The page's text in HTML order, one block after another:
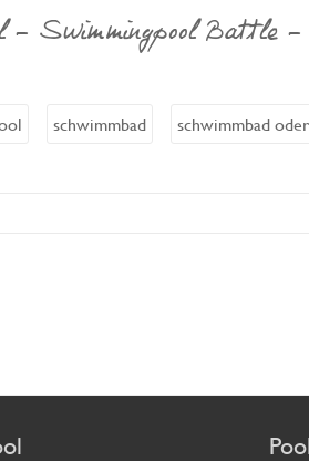
- Swimmingpool Battle
schwimmbad schwimmbad